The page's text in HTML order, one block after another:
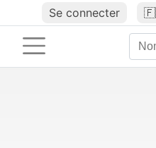
Se connecter